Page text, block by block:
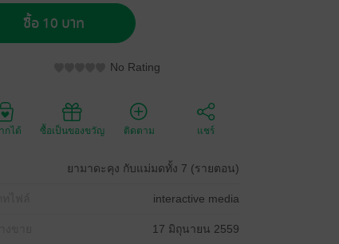
ซื้อ 10 บาท
No Rating
กได้ ซื้อเป็นของขวัญ ติดตาม แชร์
ยามาดะคุง กับแม่มดทั้ง 7 (รายตอน)
interactive media
17 มิถุนายน 2559